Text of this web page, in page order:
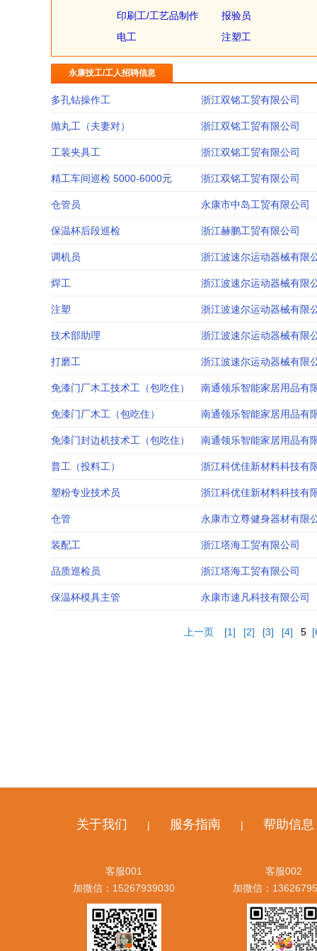
印刷工/工艺品制作
报验员
电工
注塑工
永康技工/工人招聘信息
多孔钻操作工 浙江双铭工贸有限公司
抛丸工（夫妻对） 浙江双铭工贸有限公司
工装夹具工 浙江双铭工贸有限公司
精工车间巡检 5000-6000元 浙江双铭工贸有限公司
仓管员 永康市中岛工贸有限公司
保温杯后段巡检 浙江赫鹏工贸有限公司
调机员 浙江波速尔运动器械有限
焊工 浙江波速尔运动器械有限
注塑 浙江波速尔运动器械有限
技术部助理 浙江波速尔运动器械有限
打磨工 浙江波速尔运动器械有限
免漆门厂木工技术工（包吃住） 南通领乐智能家居用品有
免漆门厂木工（包吃住） 南通领乐智能家居用品有
免漆门封边机技术工（包吃住） 南通领乐智能家居用品有
普工（投料工） 浙江科优佳新材料科技有
塑粉专业技术员 浙江科优佳新材料科技有
仓管 永康市立尊健身器材有限
装配工 浙江塔海工贸有限公司
品质巡检员 浙江塔海工贸有限公司
保温杯模具主管 永康市速凡科技有限公司
上一页 [1] [2] [3] [4] 5
关于我们 | 服务指南 | 帮助信息
客服001
加微信：15267939030
客服002
加微信：